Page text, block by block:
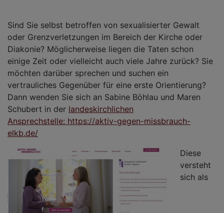
Sind Sie selbst betroffen von sexualisierter Gewalt
oder Grenzverletzungen im Bereich der Kirche oder
Diakonie? Möglicherweise liegen die Taten schon
einige Zeit oder vielleicht auch viele Jahre zurück? Sie
möchten darüber sprechen und suchen ein
vertrauliches Gegenüber für eine erste Orientierung?
Dann wenden Sie sich an Sabine Böhlau und Maren
Schubert in der landeskirchlichen
Ansprechstelle: https://aktiv-gegen-missbrauch-
elkb.de/
Diese
versteht
sich als